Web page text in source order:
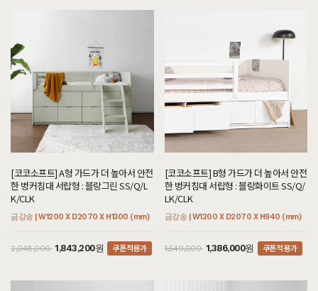
[코코소프트] A형 가드가 더 높아서 안전
한 벙커침대 서랍형 : 블랑그린 SS/Q/L
K/CLK
금강송 | W1200 X D2070 X H1300 (mm)
2,048,000 1,843,200원 쿠폰적용가
[코코소프트] B형 가드가 더 높아서 안전
한 벙커침대 서랍형 : 블랑화이트 SS/Q/
LK/CLK
금강송 | W1200 X D2070 X H940 (mm)
1,540,000 1,386,000원 쿠폰적용가